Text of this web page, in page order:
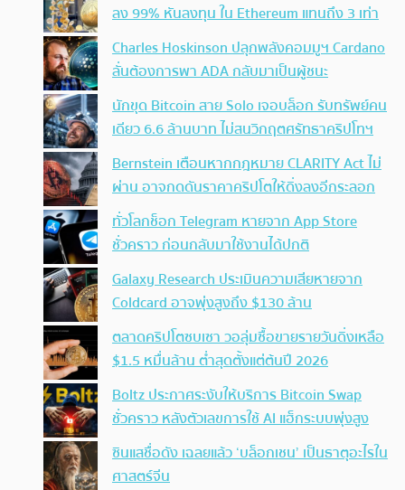
ลง 99% หันลงทุน ใน Ethereum แทนถึง 3 เท่า
Charles Hoskinson ปลุกพลังคอมมูฯ Cardano
ลั่นต้องการพา ADA กลับมาเป็นผู้ชนะ
นักขุด Bitcoin สาย Solo เจอบล็อก รับทรัพย์คน
เดียว 6.6 ล้านบาท ไม่สนวิกฤตศรัทธาคริปโทฯ
Bernstein เตือนหากกฎหมาย CLARITY Act ไม่
ผ่าน อาจกดดันราคาคริปโตให้ดิ่งลงอีกระลอก
ทั่วโลกช็อก Telegram หายจาก App Store
ชั่วคราว ก่อนกลับมาใช้งานได้ปกติ
Galaxy Research ประเมินความเสียหายจาก
Coldcard อาจพุ่งสูงถึง $130 ล้าน
ตลาดคริปโตซบเซา วอลุ่มซื้อขายรายวันดิ่งเหลือ
$1.5 หมื่นล้าน ต่ำสุดตั้งแต่ต้นปี 2026
Boltz ประกาศระงับให้บริการ Bitcoin Swap
ชั่วคราว หลังตัวเลขการใช้ AI แฮ็กระบบพุ่งสูง
ซินแสชื่อดัง เฉลยแล้ว ‘บล็อกเชน’ เป็นธาตุอะไรใน
ศาสตร์จีน